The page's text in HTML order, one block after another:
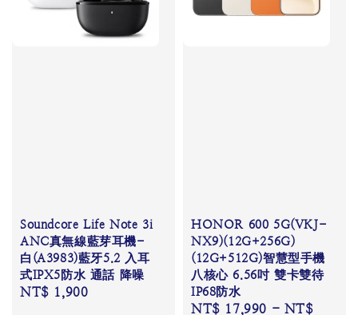
Soundcore Life Note 3i
ANC真無線藍芽耳機-
白(A3983)藍牙5.2 入耳
式IPX5防水 通話 降噪
Regular
NT$ 1,900
HONOR 600 5G(VKJ-
NX9)(12G+256G)
(12G+512G)智慧型手機
八核心 6.56吋 雙卡雙待
IP68防水
Regular
NT$ 17,990 - NT$